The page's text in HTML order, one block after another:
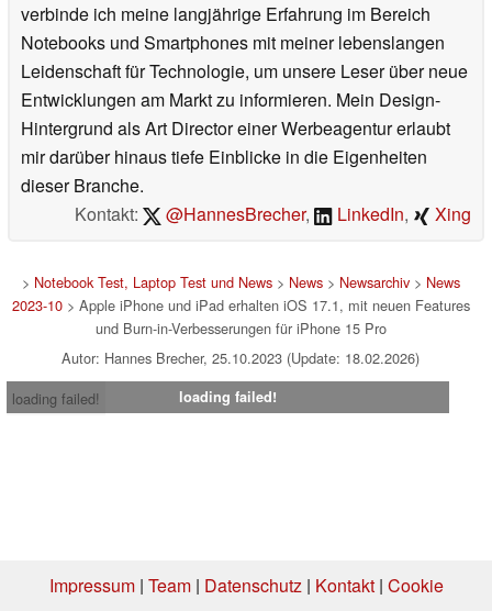
verbinde ich meine langjährige Erfahrung im Bereich
Notebooks und Smartphones mit meiner lebenslangen
Leidenschaft für Technologie, um unsere Leser über neue
Entwicklungen am Markt zu informieren. Mein Design-
Hintergrund als Art Director einer Werbeagentur erlaubt
mir darüber hinaus tiefe Einblicke in die Eigenheiten
dieser Branche.
Kontakt:
@HannesBrecher, LinkedIn, Xing
> Notebook Test, Laptop Test und News> News> Newsarchiv> News
2023-10> Apple iPhone und iPad erhalten iOS 17.1, mit neuen Features
und Burn-in-Verbesserungen für iPhone 15 Pro
Autor: Hannes Brecher, 25.10.2023 (Update: 18.02.2026)
loading failed!
loading failed!
Impressum| Team| Datenschutz| Kontakt| Cookie